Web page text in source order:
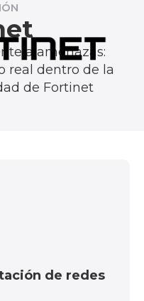
a amenazas:
real dentro de la
de Fortinet
de redes